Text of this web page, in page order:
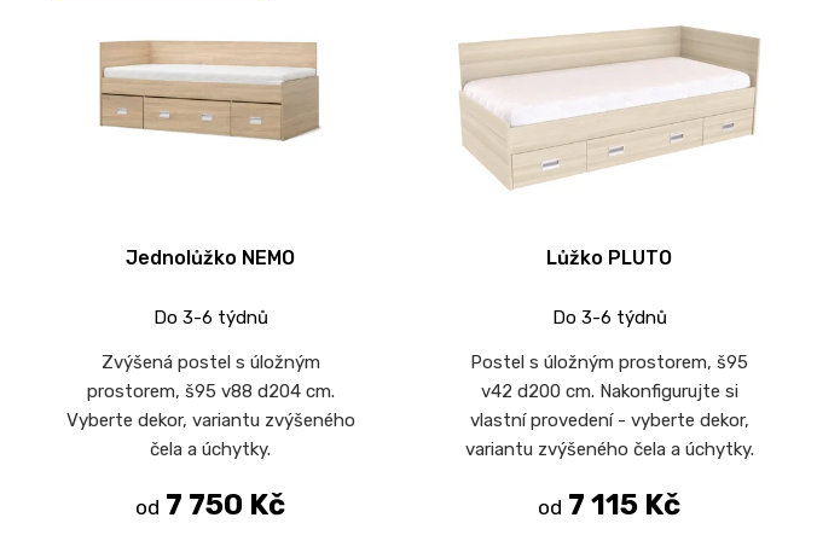
Jednolůžko NEMO
Do 3-6 týdnů
od 7 750 Kč
Zvýšená postel s úložným
prostorem, š95 v88 d204 cm.
Vyberte dekor, variantu zvýšeného
čela a úchytky.
Lůžko PLUTO
Do 3-6 týdnů
od 7 115 Kč
Postel s úložným prostorem, š95
v42 d200 cm. Nakonfigurujte si
vlastní provedení - vyberte dekor,
variantu zvýšeného čela a úchytky.